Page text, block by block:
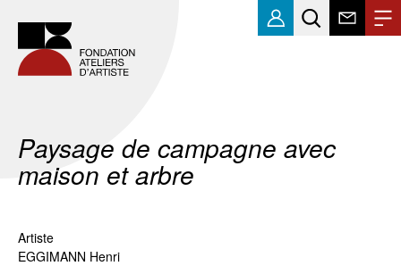
Paysage de campagne avec
maison et arbre
Artiste
EGGIMANN Henri